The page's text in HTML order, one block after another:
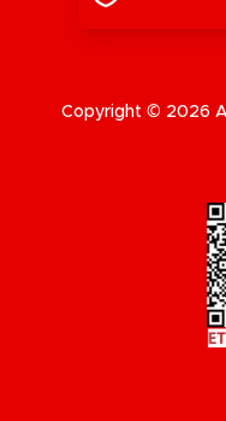
Copyright © 2026